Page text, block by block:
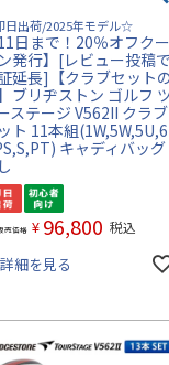
出荷/2025年モデル☆
11日まで！20％オフクー
発行】[レビュー投稿で
延長]【クラブセットの
ブリヂストン ゴルフ
ステージ V562II クラブ
ト 11本組
キャディバッグ
売価格 ¥ 96,800 税込
詳細を見る